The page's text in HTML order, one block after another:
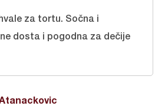
za tortu. Sočna i
dosta i pogodna za dečije